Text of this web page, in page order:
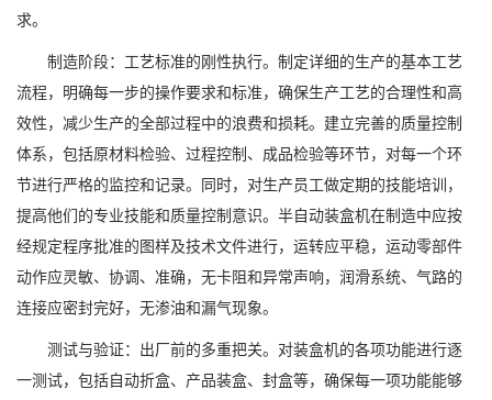
求。
制造阶段：工艺标准的刚性执行。制定详细的生产的基本工艺
流程，明确每一步的操作要求和标准，确保生产工艺的合理性和高
效性，减少生产的全部过程中的浪费和损耗。建立完善的质量控制
体系，包括原材料检验、过程控制、成品检验等环节，对每一个环
节进行严格的监控和记录。同时，对生产员工做定期的技能培训，
提高他们的专业技能和质量控制意识。半自动装盒机在制造中应按
经规定程序批准的图样及技术文件进行，运转应平稳，运动零部件
动作应灵敏、协调、准确，无卡阻和异常声响，润滑系统、气路的
连接应密封完好，无渗油和漏气现象。
测试与验证：出厂前的多重把关。对装盒机的各项功能进行逐
一测试，包括自动折盒、产品装盒、封盒等，确保每一项功能能够